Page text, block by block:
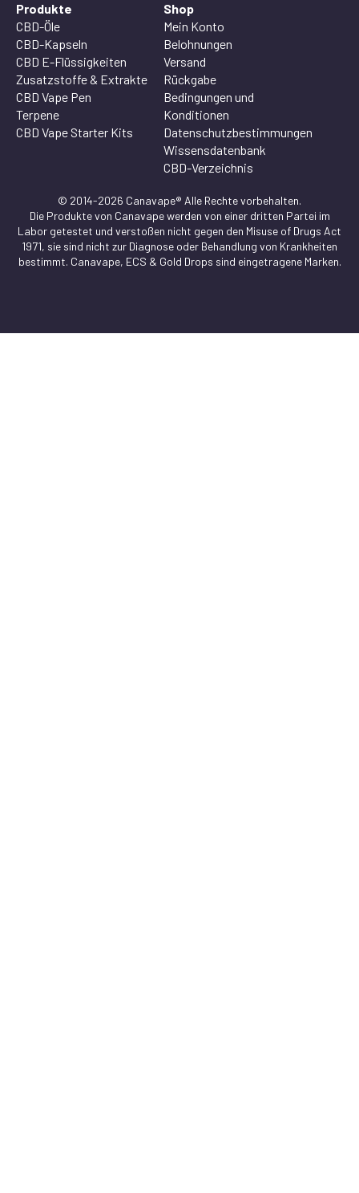
Produkte
CBD-Öle
CBD-Kapseln
CBD E-Flüssigkeiten
Zusatzstoffe & Extrakte
CBD Vape Pen
Terpene
CBD Vape Starter Kits
Shop
Mein Konto
Belohnungen
Versand
Rückgabe
Bedingungen und
Konditionen
Datenschutzbestimmungen
Wissensdatenbank
CBD-Verzeichnis
© 2014-2026 Canavape® Alle Rechte vorbehalten.
Die Produkte von Canavape werden von einer dritten Partei im
Labor getestet und verstoßen nicht gegen den Misuse of Drugs Act
1971, sie sind nicht zur Diagnose oder Behandlung von Krankheiten
bestimmt. Canavape, ECS & Gold Drops sind eingetragene Marken.